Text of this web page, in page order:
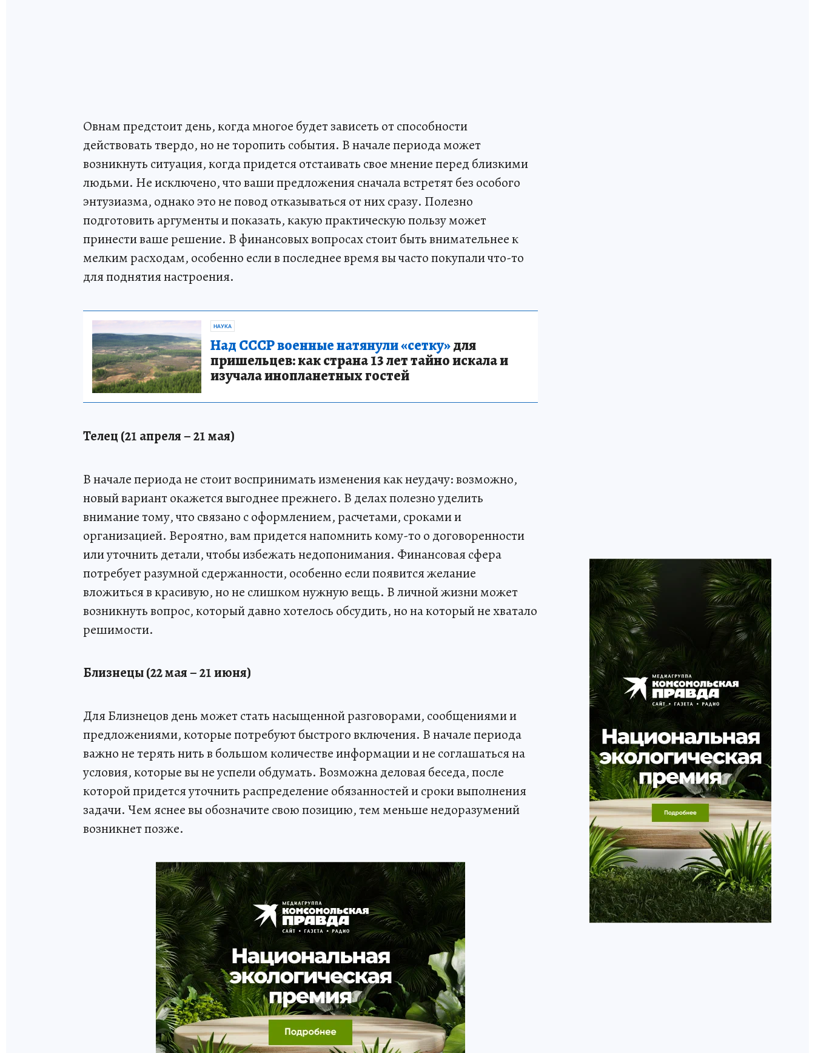
Овнам предстоит день, когда многое будет зависеть от способности
действовать твердо, но не торопить события. В начале периода может
возникнуть ситуация, когда придется отстаивать свое мнение перед близкими
людьми. Не исключено, что ваши предложения сначала встретят без особого
энтузиазма, однако это не повод отказываться от них сразу. Полезно
подготовить аргументы и показать, какую практическую пользу может
принести ваше решение. В финансовых вопросах стоит быть внимательнее к
мелким расходам, особенно если в последнее время вы часто покупали что-то
для поднятия настроения.
НАУКА
Над СССР военные натянули «сетку»для
пришельцев: как страна 13 лет тайно искала и
изучала инопланетных гостей
Телец (21 апреля – 21 мая)
В начале периода не стоит воспринимать изменения как неудачу: возможно,
новый вариант окажется выгоднее прежнего. В делах полезно уделить
внимание тому, что связано с оформлением, расчетами, сроками и
организацией. Вероятно, вам придется напомнить кому-то о договоренности
или уточнить детали, чтобы избежать недопонимания. Финансовая сфера
потребует разумной сдержанности, особенно если появится желание
вложиться в красивую, но не слишком нужную вещь. В личной жизни может
возникнуть вопрос, который давно хотелось обсудить, но на который не хватало
решимости.
Близнецы (22 мая – 21 июня)
Для Близнецов день может стать насыщенной разговорами, сообщениями и
предложениями, которые потребуют быстрого включения. В начале периода
важно не терять нить в большом количестве информации и не соглашаться на
условия, которые вы не успели обдумать. Возможна деловая беседа, после
которой придется уточнить распределение обязанностей и сроки выполнения
задачи. Чем яснее вы обозначите свою позицию, тем меньше недоразумений
возникнет позже.